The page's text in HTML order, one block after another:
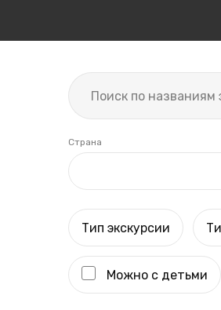
Страна
Тип экскурсии
Можно с детьми